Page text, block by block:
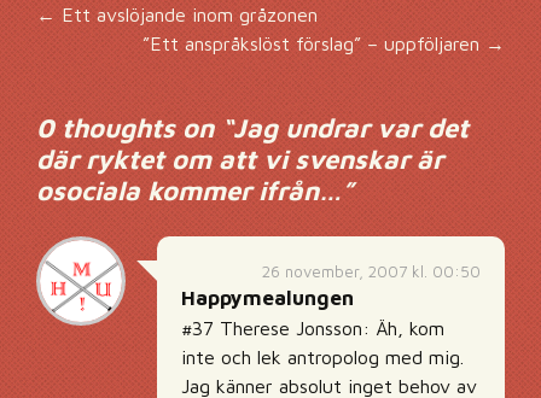
Inläggsnavigering
←Ett avslöjande inom gråzonen
”Ett anspråkslöst förslag” – uppföljaren →
0 thoughts on “Jag undrar var det
där ryktet om att vi svenskar är
osociala kommer ifrån…”
26 november, 2007 kl. 00:50
Happymealungen
#37 Therese Jonsson: Äh, kom
inte och lek antropolog med mig.
Jag känner absolut inget behov av